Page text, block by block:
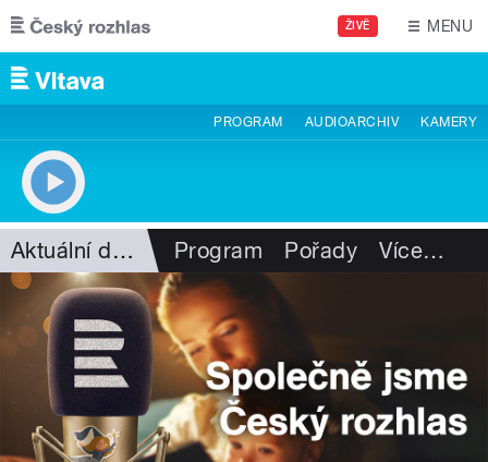
Přejít k hlavnímu obsahu
ŽIVĚ MENU
PROGRAM AUDIOARCHIV KAMERY
Aktuální dění Program Pořady Více…